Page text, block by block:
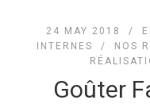
24 MAY 2018 /
INTERNES
/ NOS
Goûter